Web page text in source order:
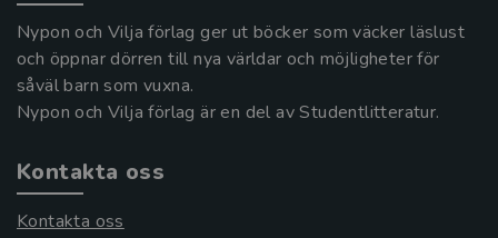
Nypon och Vilja förlag ger ut böcker som väcker läslust
och öppnar dörren till nya världar och möjligheter för
såväl barn som vuxna.
Nypon och Vilja förlag är en del av Studentlitteratur.
Kontakta oss
Kontakta oss